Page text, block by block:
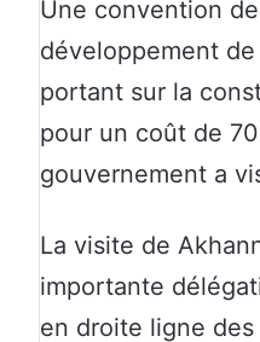
Une convention
développement
portant sur la
pour un coût de
gouvernement a
La visite de
importante
en droite ligne